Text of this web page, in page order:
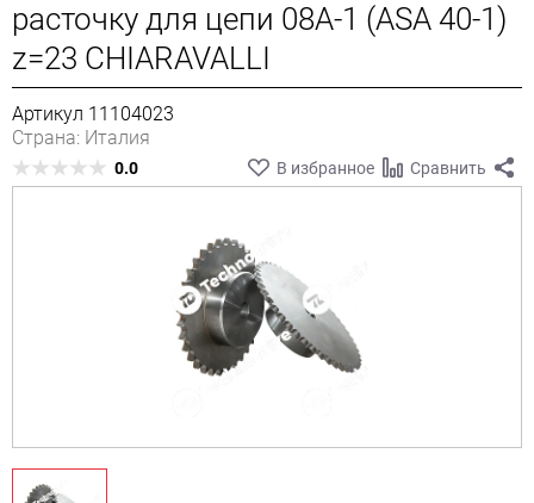
расточку для цепи 08A-1 (ASA 40-1)
z=23 CHIARAVALLI
Артикул 11104023
Страна: Италия
0.0 В избранное Сравнить